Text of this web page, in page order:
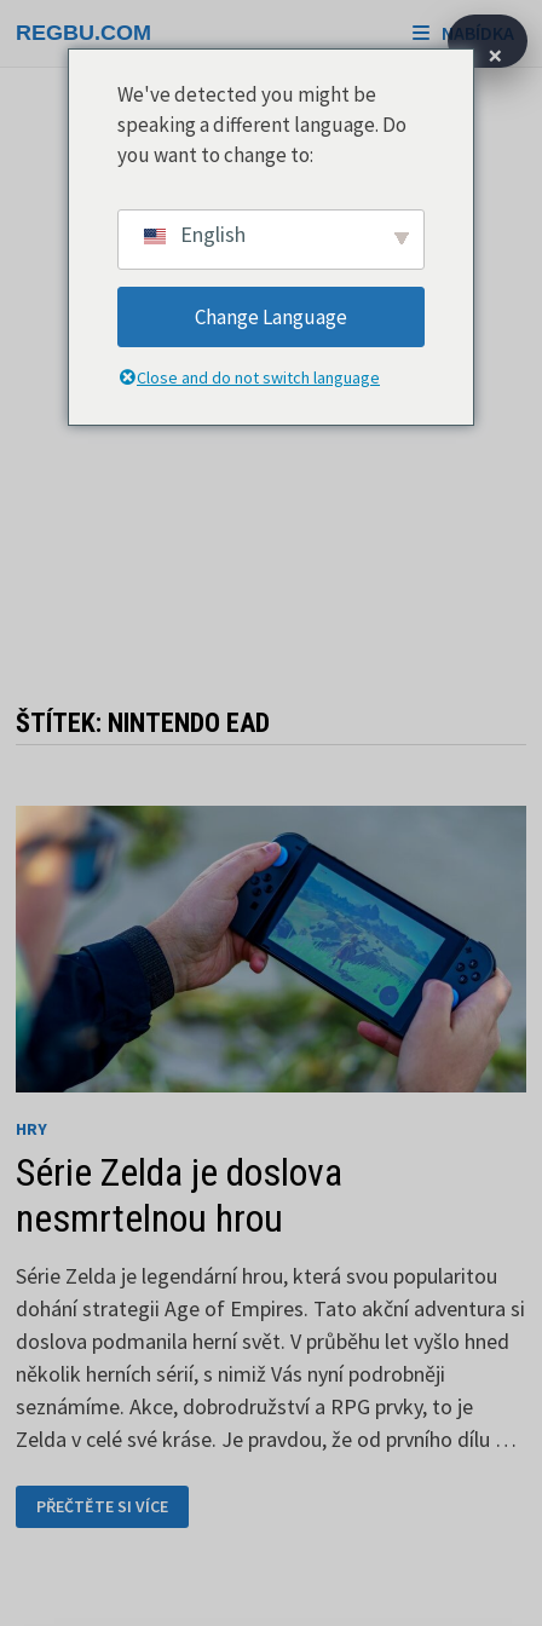
na
REGBU.COM NABÍDKA
ŠTÍTEK: NINTENDO EAD
HRY
Série Zelda je doslova
nesmrtelnou hrou
Série Zelda je legendární hrou, která svou popularitou
dohání strategii Age of Empires. Tato akční adventura si
doslova podmanila herní svět. V průběhu let vyšlo hned
několik herních sérií, s nimiž Vás nyní podrobněji
seznámíme. Akce, dobrodružství a RPG prvky, to je
Zelda v celé své kráse. Je pravdou, že od prvního dílu …
SÉRIE
ZELDA
JE
PŘEČTĚTE SI VÍCE
×
We've detected you might be
speaking a different language. Do
you want to change to:
English
Change Language
Close and do not switch language